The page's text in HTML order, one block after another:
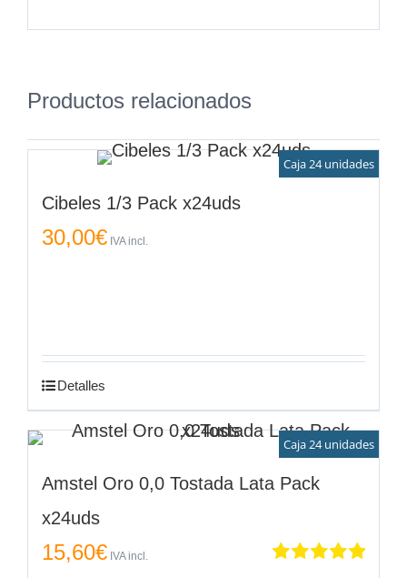
Productos relacionados
Caja 24 unidades
Cibeles 1/3 Pack x24uds
30,00€ IVA incl.
Detalles
Caja 24 unidades
Amstel Oro 0,0 Tostada Lata Pack
x24uds
15,60€ IVA incl.